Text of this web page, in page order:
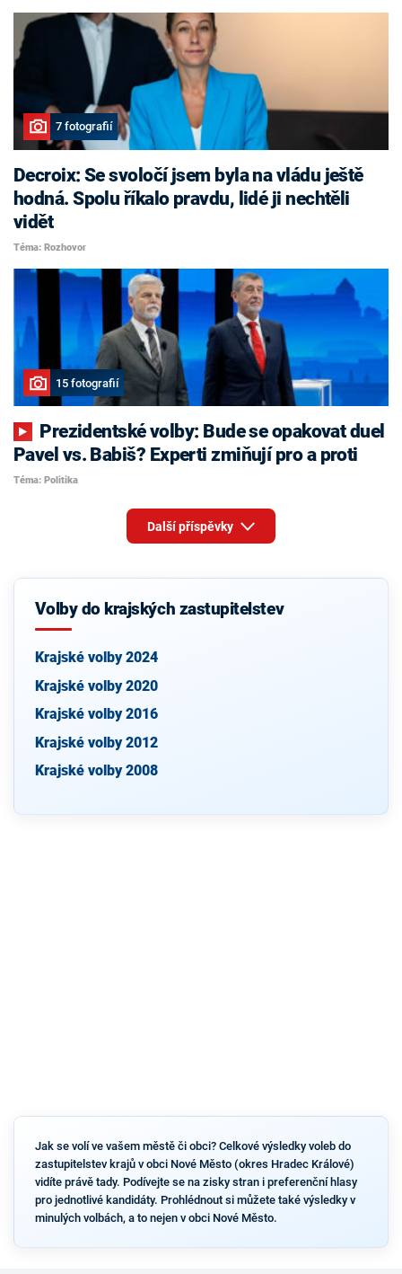
7 fotografií
Decroix: Se svoločí jsem byla na vládu ještě
hodná. Spolu říkalo pravdu, lidé ji nechtěli
vidět
Téma: Rozhovor
15 fotografií
Pavel vs. Babiš? Experti zmiňují pro a proti
Téma: Politika
Další příspěvky
Volby do krajských zastupitelstev
Krajské volby 2024
Krajské volby 2020
Krajské volby 2016
Krajské volby 2012
Krajské volby 2008
Jak se volí ve vašem městě či obci? Celkové výsledky voleb do
zastupitelstev krajů v obci Nové Město (okres Hradec Králové)
vidíte právě tady. Podívejte se na zisky stran i preferenční hlasy
pro jednotlivé kandidáty. Prohlédnout si můžete také výsledky v
minulých volbách, a to nejen v obci Nové Město.